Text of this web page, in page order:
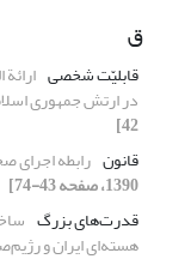
ق
قابلیّت شخصی
در ارتش جمهوری
42]
قانون رابطه اجرای
1390، صفحه 43-74]
قدرت‌های بزرگ
هسته‌ای ایران و